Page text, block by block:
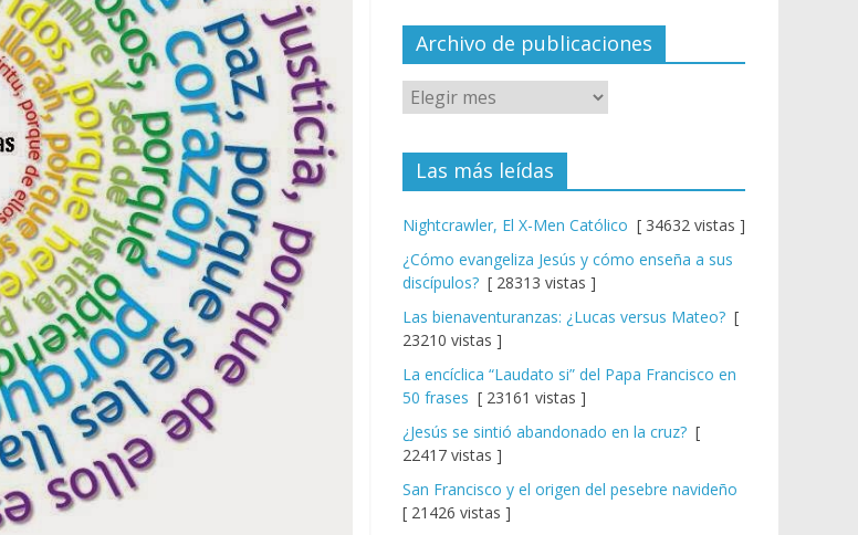
el
Archivo de publicaciones
Las más leídas
Nightcrawler, El X-Men Católico [ 34632 vistas ]
¿Cómo evangeliza Jesús y cómo enseña a sus
discípulos? [ 28313 vistas ]
Las bienaventuranzas: ¿Lucas versus Mateo? [
23210 vistas ]
La encíclica “Laudato si” del Papa Francisco en
50 frases [ 23161 vistas ]
¿Jesús se sintió abandonado en la cruz? [
22417 vistas ]
San Francisco y el origen del pesebre navideño
[ 21426 vistas ]